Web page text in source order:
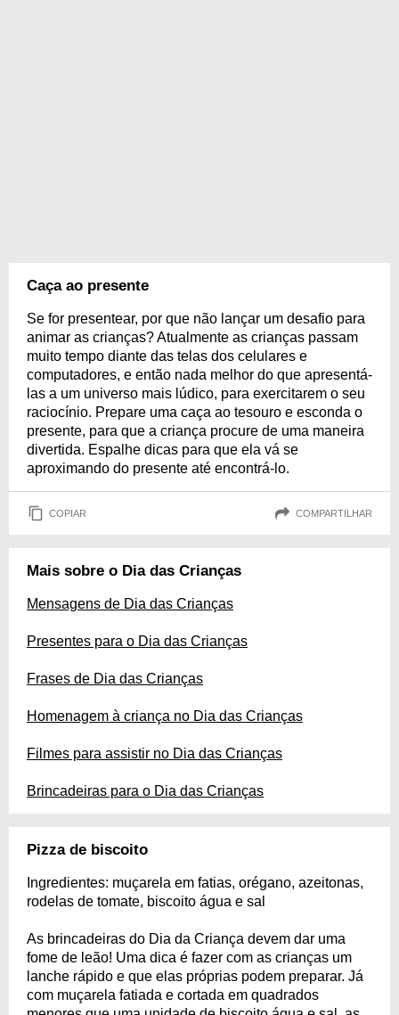
Caça ao presente
Se for presentear, por que não lançar um desafio para
animar as crianças? Atualmente as crianças passam
muito tempo diante das telas dos celulares e
computadores, e então nada melhor do que apresentá-
las a um universo mais lúdico, para exercitarem o seu
raciocínio. Prepare uma caça ao tesouro e esconda o
presente, para que a criança procure de uma maneira
divertida. Espalhe dicas para que ela vá se
aproximando do presente até encontrá-lo.
COPIAR COMPARTILHAR
Mais sobre o Dia das Crianças
Mensagens de Dia das Crianças
Presentes para o Dia das Crianças
Frases de Dia das Crianças
Homenagem à criança no Dia das Crianças
Filmes para assistir no Dia das Crianças
Brincadeiras para o Dia das Crianças
Pizza de biscoito
Ingredientes: muçarela em fatias, orégano, azeitonas,
rodelas de tomate, biscoito água e sal
As brincadeiras do Dia da Criança devem dar uma
fome de leão! Uma dica é fazer com as crianças um
lanche rápido e que elas próprias podem preparar. Já
com muçarela fatiada e cortada em quadrados